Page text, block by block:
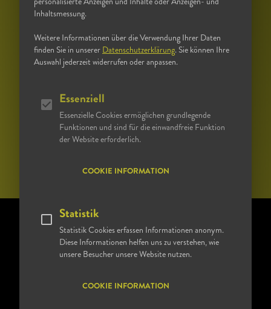
UNS AUF DEN WEG
OFFENE STELLEN –
JETZT BEWERBEN
Inhaltsmessung.
Weitere Informationen über die Verwendung Ihrer Daten
finden Sie in unserer Datenschutzerklärung. Sie können Ihre
Auswahl jederzeit widerrufen oder anpassen.
Essenziell
Essenzielle Cookies ermöglichen grundlegende
Funktionen und sind für die einwandfreie Funktion
der Website erforderlich.
COOKIE INFORMATION
Statistik
Statistik Cookies erfassen Informationen anonym.
Diese Informationen helfen uns zu verstehen, wie
unsere Besucher unsere Website nutzen.
COOKIE INFORMATION